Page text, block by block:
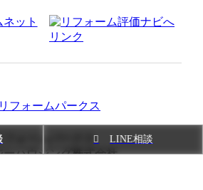
LINE相談
フォームパークス
ーハウジング株式会社